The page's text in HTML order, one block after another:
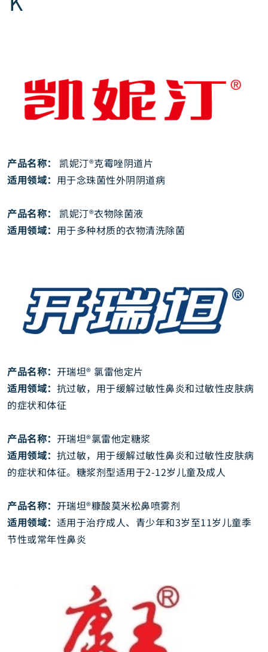
产品名称：
凯妮汀®克霉唑阴道片
适用领域： 用于念珠菌性外阴阴道病
产品名称：
凯妮汀®衣物除菌液
适用领域： 用于多种材质的衣物清洗除菌
产品名称： 开瑞坦® 氯雷他定片
适用领域： 抗过敏，用于缓解过敏性鼻炎和过敏性皮肤病
的症状和体征
产品名称： 开瑞坦®氯雷他定糖浆
适用领域： 抗过敏，用于缓解过敏性鼻炎和过敏性皮肤病
的症状和体征。糖浆剂型适用于2-12岁儿童及成人
产品名称： 开瑞坦®糠酸莫米松鼻喷雾剂
适用领域： 适用于治疗成人、青少年和3岁至11岁儿童季
节性或常年性鼻炎